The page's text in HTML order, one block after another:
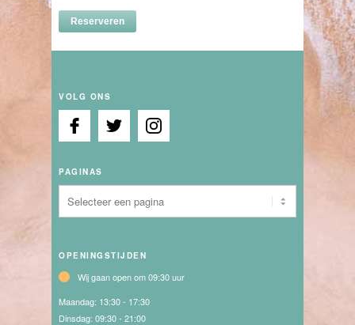
VOLG ONS
PAGINAS
OPENINGSTIJDEN
Wij gaan open om 09:30 uur
Maandag: 13:30 - 17:30
Dinsdag: 09:30 - 21:00